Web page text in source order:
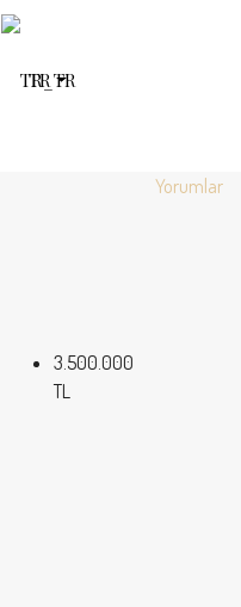
TR
Yorumlar
3.500.000
TL